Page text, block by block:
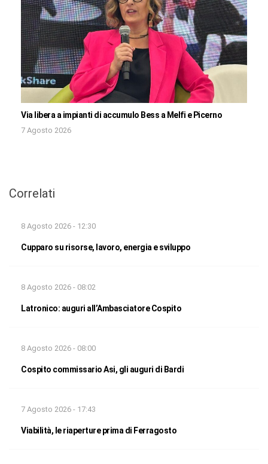
Via libera a impianti di accumulo Bess a Melfi e Picerno
7 Agosto 2026
Correlati
8 Agosto 2026 - 12:30
Cupparo su risorse, lavoro, energia e sviluppo
8 Agosto 2026 - 08:02
Latronico: auguri all’Ambasciatore Cospito
8 Agosto 2026 - 08:00
Cospito commissario Asi, gli auguri di Bardi
7 Agosto 2026 - 17:43
Viabilità, le riaperture prima di Ferragosto